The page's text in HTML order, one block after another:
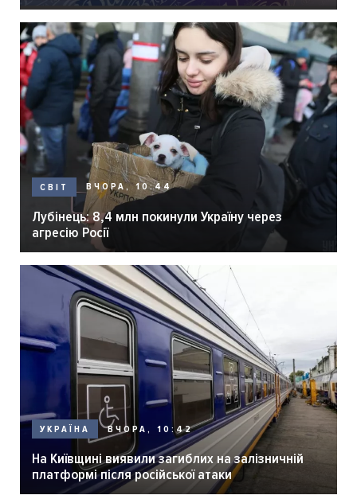
СВІТ ВЧОРА, 10:44
Лубінець: 8,4 млн покинули Україну через
агресію Росії
УКРАЇНА ВЧОРА, 10:42
На Київщині виявили загиблих на залізничній
платформі після російської атаки